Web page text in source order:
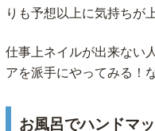
りも予想以上に気持ちが
仕事上ネイルが出来ない
アを派手にやってみる！
お風呂でハンドマ